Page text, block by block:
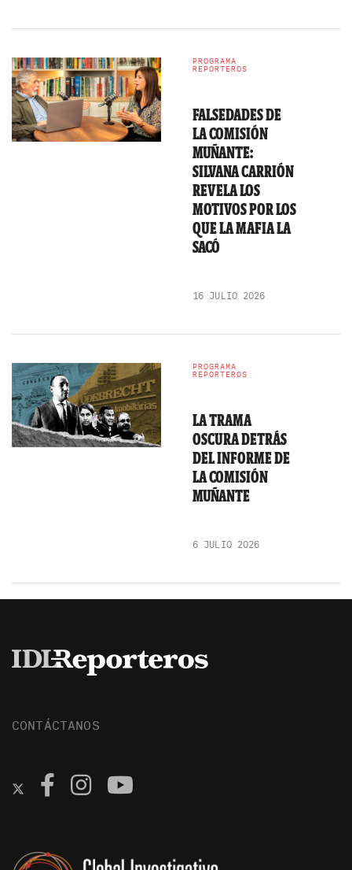
PROGRAMA
REPORTEROS
FALSEDADES DE
LA COMISIÓN
MUÑANTE:
SILVANA CARRIÓN
REVELA LOS
MOTIVOS POR LOS
QUE LA MAFIA LA
SACÓ
16 JULIO 2026
PROGRAMA
REPORTEROS
LA TRAMA
OSCURA DETRÁS
DEL INFORME DE
LA COMISIÓN
MUÑANTE
6 JULIO 2026
CONTÁCTANOS